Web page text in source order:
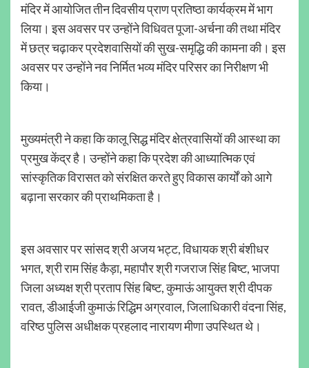
मंदिर में आयोजित तीन दिवसीय प्राण प्रतिष्ठा कार्यक्रम में भाग
लिया। इस अवसर पर उन्होंने विधिवत पूजा-अर्चना की तथा मंदिर
में छत्र चढ़ाकर प्रदेशवासियों की सुख-समृद्धि की कामना की। इस
अवसर पर उन्होंने नव निर्मित भव्य मंदिर परिसर का निरीक्षण भी
किया।
मुख्यमंत्री ने कहा कि कालू सिद्ध मंदिर क्षेत्रवासियों की आस्था का
प्रमुख केंद्र है। उन्होंने कहा कि प्रदेश की आध्यात्मिक एवं
सांस्कृतिक विरासत को संरक्षित करते हुए विकास कार्यों को आगे
बढ़ाना सरकार की प्राथमिकता है।
इस अवसार पर सांसद श्री अजय भट्ट, विधायक श्री बंशीधर
भगत, श्री राम सिंह कैड़ा, महापौर श्री गजराज सिंह बिष्ट, भाजपा
जिला अध्यक्ष श्री प्रताप सिंह बिष्ट, कुमाऊं आयुक्त श्री दीपक
रावत, डीआईजी कुमाऊं रिद्धिम अग्रवाल, जिलाधिकारी वंदना सिंह,
वरिष्ठ पुलिस अधीक्षक प्रहलाद नारायण मीणा उपस्थित थे।